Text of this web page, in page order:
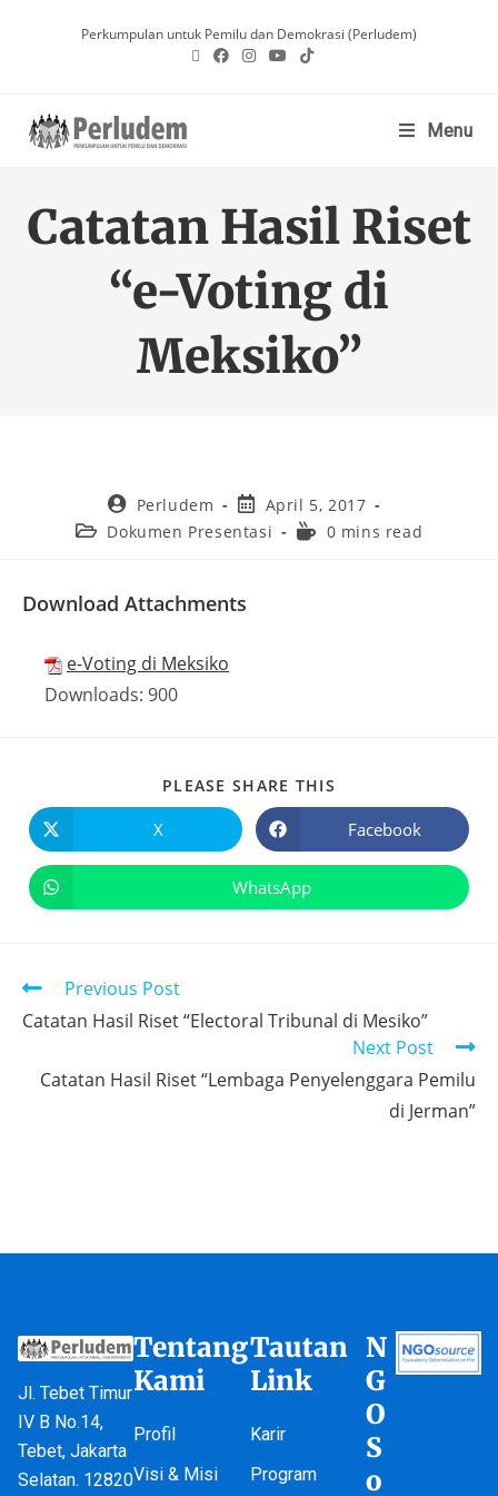
Perkumpulan untuk Pemilu dan Demokrasi (Perludem)
Menu
Catatan Hasil Riset
“e-Voting di
Meksiko”
Perludem
April 5, 2017
Dokumen Presentasi
0 mins read
Download Attachments
e-Voting di Meksiko
Downloads: 900
PLEASE SHARE THIS
X Facebook
WhatsApp
Previous Post
Catatan Hasil Riset “Electoral Tribunal di Mesiko”
Next Post
Catatan Hasil Riset “Lembaga Penyelenggara Pemilu
di Jerman”
Jl. Tebet Timur
IV B No.14,
Tebet, Jakarta
Selatan. 12820
Tentang
Kami
Profil
Visi & Misi
Tautan
Link
Karir
Program
N
G
O
S
o